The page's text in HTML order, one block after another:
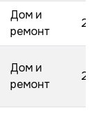
Дом и
ремонт
Дом и
ремонт